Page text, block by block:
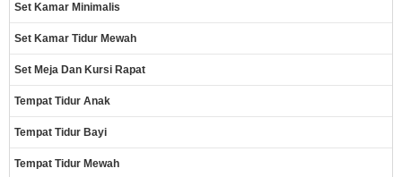
Set Kamar Minimalis
Set Kamar Tidur Mewah
Set Meja Dan Kursi Rapat
Tempat Tidur Anak
Tempat Tidur Bayi
Tempat Tidur Mewah